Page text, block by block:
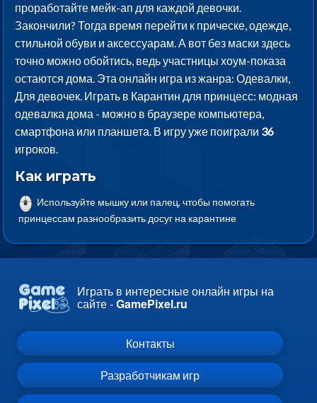
проработайте мейк-ап для каждой девочки.
Закончили? Тогда время перейти к прическе, одежде,
стильной обуви и аксессуарам. А вот без маски здесь
точно можно обойтись, ведь участницы хоум-показа
остаются дома. Эта онлайн игра из жанра: Одевалки,
Для девочек. Играть в Карантин для принцесс: модная
одевалка дома - можно в браузере компьютера,
смартфона или планшета. В игру уже поиграли 36
игроков.
Как играть
Используйте мышку или палец, чтобы помогать
принцессам разнообразить досуг на карантине
Играть в интересные онлайн игры на
сайте -GamePixel.ru
Контакты
Разработчикам игр